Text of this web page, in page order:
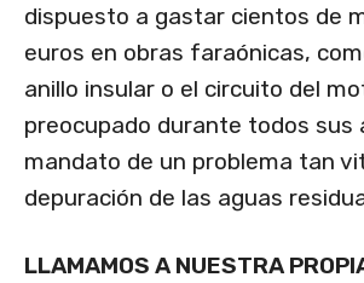
dispuesto a gastar cientos de
euros en obras faraónicas,
anillo insular o el circuito del
preocupado durante todos sus
mandato de un problema tan
depuración de las aguas
LLAMAMOS A NUESTRA